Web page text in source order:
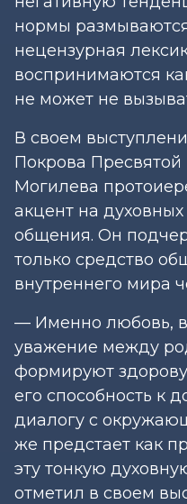
нормы
нецензурная
воспринимаются
не может не
В своем
Покрова
Могилева
акцент на
общения. Он
только средство
внутреннего мира
— Именно любовь,
уважение между
формируют
его способность к
диалогу с
же предстает как
эту тонкую
отметил в своем